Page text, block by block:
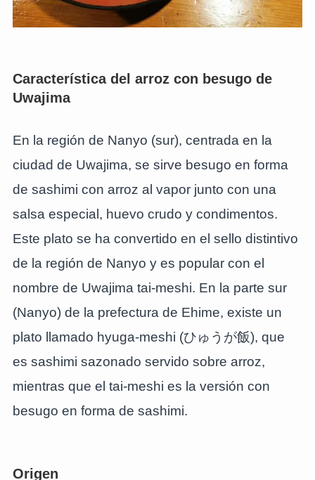
Característica del arroz con besugo de
Uwajima
En la región de Nanyo (sur), centrada en la
ciudad de Uwajima, se sirve besugo en forma
de sashimi con arroz al vapor junto con una
salsa especial, huevo crudo y condimentos.
Este plato se ha convertido en el sello distintivo
de la región de Nanyo y es popular con el
nombre de Uwajima tai-meshi. En la parte sur
(Nanyo) de la prefectura de Ehime, existe un
plato llamado hyuga-meshi (ひゅうが飯), que
es sashimi sazonado servido sobre arroz,
mientras que el tai-meshi es la versión con
besugo en forma de sashimi.
Origen